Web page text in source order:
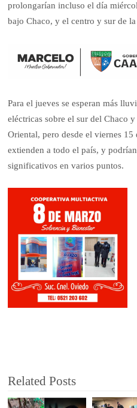
prolongarían incluso el día
bajo Chaco, y el centro y sur de
Para el jueves se esperan más
eléctricas sobre el sur del Chaco
Oriental, pero desde el viernes 15
extienden a todo el país, y
significativos en varios puntos.
Related Posts